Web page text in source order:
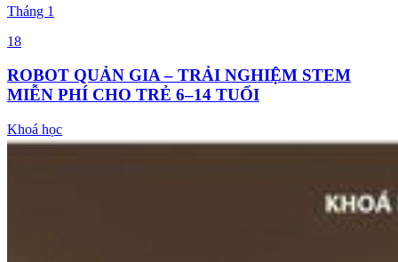
Tháng 1
18
ROBOT QUẢN GIA – TRẢI NGHIỆM STEM
MIỄN PHÍ CHO TRẺ 6–14 TUỔI
Khoá học